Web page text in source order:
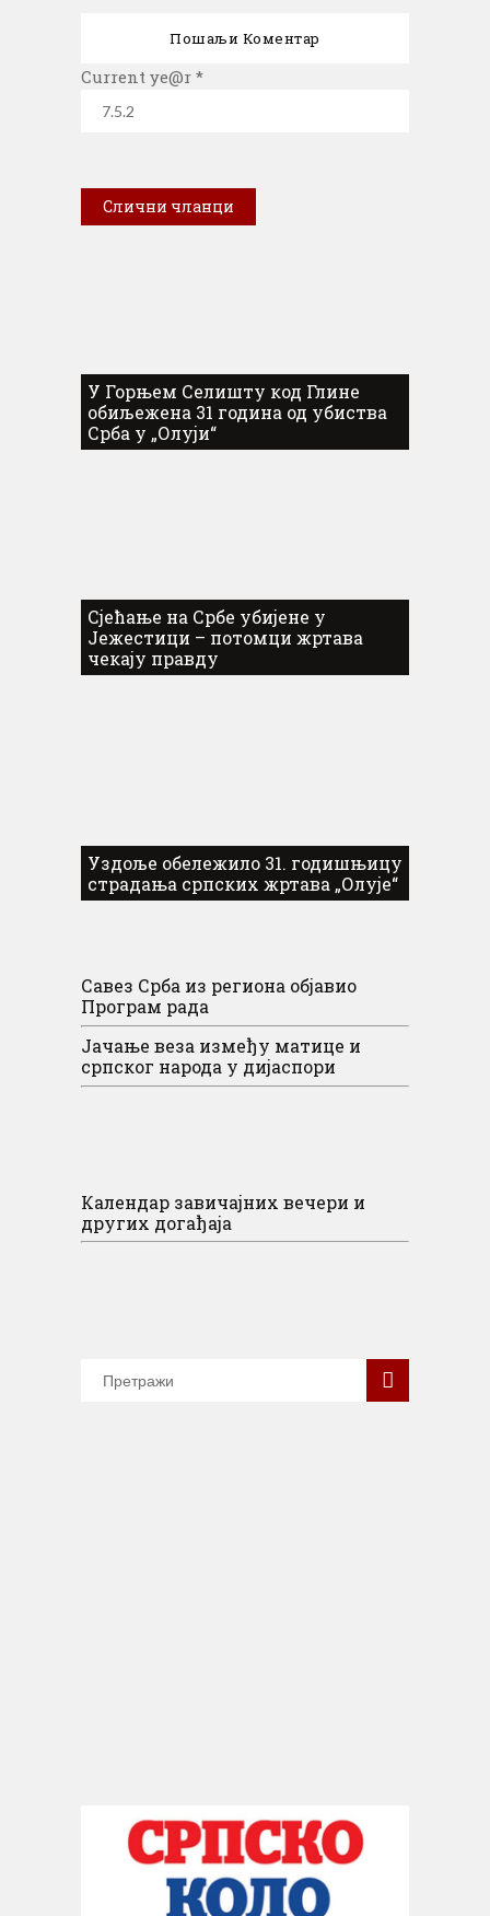
Current ye@r *
Слични чланци
У Горњем Селишту код Глине
обиљежена 31 година од убиства
Срба у „Олуји“
Сјећање на Србе убијене у
Јежестици – потомци жртава
чекају правду
Уздоље обележило 31. годишњицу
страдања српских жртава „Олује“
Савез Срба из региона објавио
Програм рада
Јачање веза између матице и
српског народа у дијаспори
Календар завичајних вечери и
других догађаја